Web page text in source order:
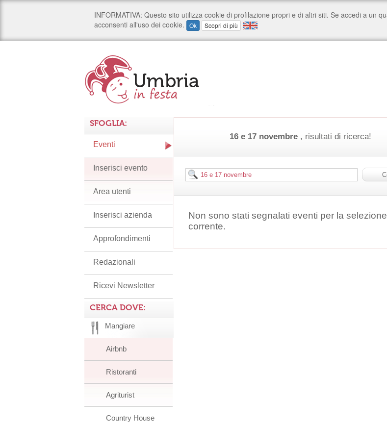
16 e 17 novembre , risultati di ricerca!
Non sono stati segnalati eventi per la selezione
corrente.
SFOGLIA:
Eventi
Inserisci evento
Area utenti
Inserisci azienda
Approfondimenti
Redazionali
Ricevi Newsletter
CERCA DOVE:
Mangiare
Airbnb
Ristoranti
Agriturist
Country House